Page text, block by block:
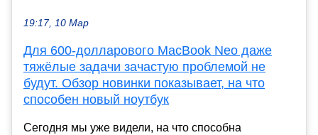
19:17, 10 Мар
Для 600-долларового MacBook Neo даже
тяжёлые задачи зачастую проблемой не
будут. Обзор новинки показывает, на что
способен новый ноутбук
Сегодня мы уже видели, на что способна